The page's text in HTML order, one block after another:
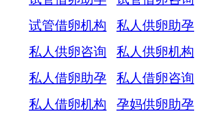
试管借卵机构
私人供卵助孕
私人供卵咨询
私人供卵机构
私人借卵助孕
私人借卵咨询
私人借卵机构
孕妈供卵助孕